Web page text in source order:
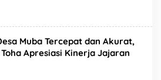
Muba Tercepat dan Akurat,
Apresiasi Kinerja Jajaran